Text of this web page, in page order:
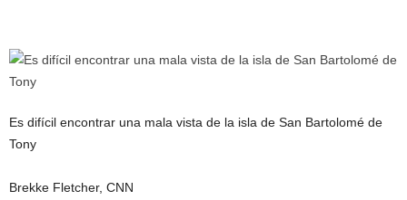
Es difícil encontrar una mala vista de la isla de San Bartolomé de
Tony
Brekke Fletcher, CNN